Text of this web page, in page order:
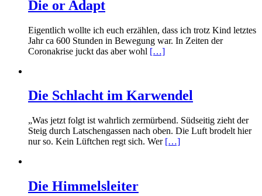
Die or Adapt
Eigentlich wollte ich euch erzählen, dass ich trotz Kind letztes
Jahr ca 600 Stunden in Bewegung war. In Zeiten der
Coronakrise juckt das aber wohl […]
Die Schlacht im Karwendel
„Was jetzt folgt ist wahrlich zermürbend. Südseitig zieht der
Steig durch Latschengassen nach oben. Die Luft brodelt hier
nur so. Kein Lüftchen regt sich. Wer […]
Die Himmelsleiter